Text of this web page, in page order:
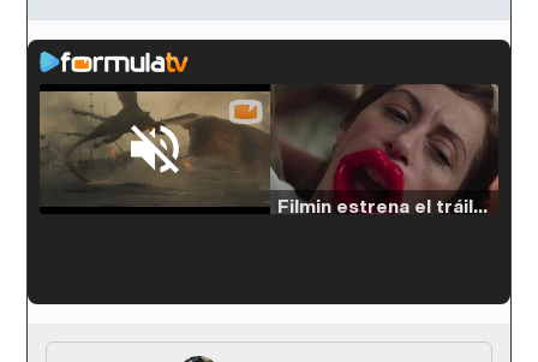
Loaded
33.30%
Filmin estrena el tráiler de 'Millennial Mal', su nueva comedia universitaria de la mano de Lorena Iglesias
'120 Minutos' celebra sus 2.000 programas en Telemadrid con un vídeo del día a día en la redacción